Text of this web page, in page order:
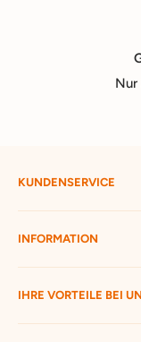
KUNDENSERVICE
Mein Konto
Widerruf starten
Bestellung verfolgen
Passwort vergessen
Kontakt
INFORMATION
Ratgeber
Hofmax stellt sich
IHRE VORTEILE BEI
ca. 3.500 Produkte